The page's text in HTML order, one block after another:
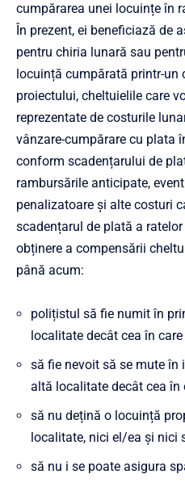
cumpărarea unei locuințe în
În prezent, ei beneficiază de
pentru chiria lunară sau
locuință cumpărată printr-un
proiectului, cheltuielile care
reprezentate de costurile
vânzare-cumpărare cu plata
conform scadențarului de
rambursările anticipate,
penalizatoare şi alte costuri
scadențarul de plată a
obținere a compensării
până acum:
polițistul să fie numit în
localitate decât cea în
să fie nevoit să se mute în
altă localitate decât cea în
să nu dețină o locuință
localitate, nici el/ea și nici
să nu i se poate asigura